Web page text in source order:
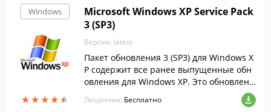
Windows
★★★★★
★★★★★
Microsoft Windows XP Service Pack
3 (SP3)
Версия: latest
Пакет обновления 3 (SP3) для Windows X
P содержит все ранее выпущенные обн
овления для Windows XP. Это обновлени
е также включает несколько новых функ
ций, которые не вносят значительных и
Лицензия: Бесплатно